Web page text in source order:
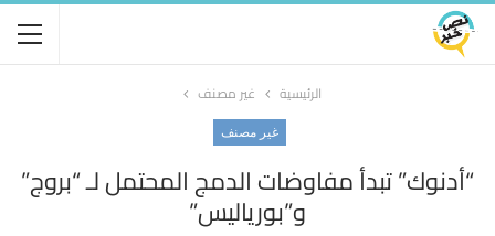
الرئيسية غير مصنف
غير مصنف
“أدنوك” تبدأ مفاوضات الدمج المحتمل لـ “بروج”
و”بورياليس”